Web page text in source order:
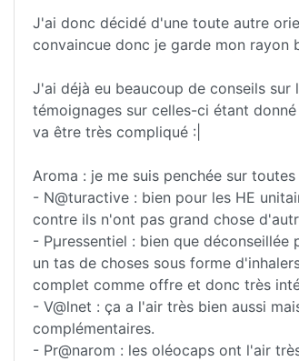
J'ai donc décidé d'une toute autre
convaincue donc je garde mon
J'ai déjà eu beaucoup de conseils
témoignages sur celles-ci étant
va être très compliqué :|
Aroma : je me suis penchée sur
- N@turactive : bien pour les HE
contre ils n'ont pas grand chose
- Pµressentiel : bien que
un tas de choses sous forme
complet comme offre et donc très
- V@lnet : ça a l'air très bien aussi
complémentaires.
- Pr@narom : les oléocaps ont l'air